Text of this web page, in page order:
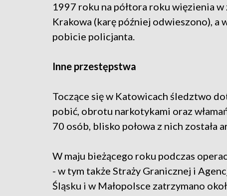
1997 roku na półtora roku więzienia
Krakowa (karę później odwieszono), a
pobicie policjanta.
Inne przestępstwa
Toczące się w Katowicach śledztwo
pobić, obrotu narkotykami oraz
70 osób, blisko połowa z nich została
W maju bieżącego roku podczas
- w tym także Straży Granicznej i
Śląsku i w Małopolsce zatrzymano